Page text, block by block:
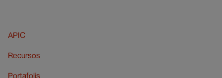
APIC
Recursos
Portafolis